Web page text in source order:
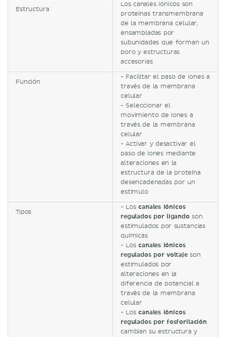
Estructura
Los canales iónicos son
proteínas transmembrana
de la membrana celular,
ensambladas por
subunidades que forman un
poro y estructuras
accesorias
Función
- Facilitar el paso de iones a
través de la membrana
celular
- Seleccionar el
movimiento de iones a
través de la membrana
celular
- Activar y desactivar el
paso de iones mediante
alteraciones en la
estructura de la proteína
desencadenadas por un
estímulo
Tipos
- Loscanales iónicos
regulados por ligandoson
estimulados por sustancias
químicas
- Loscanales iónicos
regulados por voltajeson
estimulados por
alteraciones en la
diferencia de potencial a
través de la membrana
celular
- Loscanales iónicos
regulados por fosforilación
cambian su estructura y